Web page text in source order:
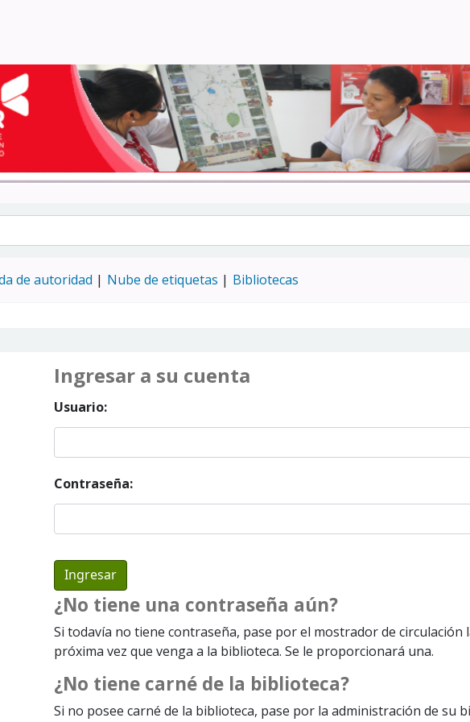
de autoridad Nube de etiquetas Bibliotecas
Ingresar a su cuenta
Usuario:
Contraseña:
¿No tiene una contraseña aún?
Si todavía no tiene contraseña, pase por el mostrador de circulación
próxima vez que venga a la biblioteca. Se le proporcionará una.
¿No tiene carné de la biblioteca?
Si no posee carné de la biblioteca, pase por la administración de su